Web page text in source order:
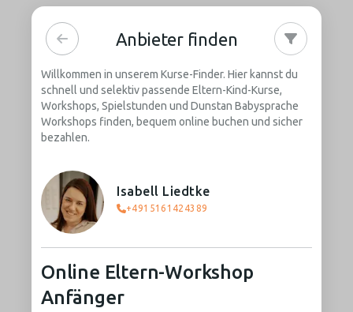
Anbieter finden
Willkommen in unserem Kurse-Finder. Hier kannst du
schnell und selektiv passende Eltern-Kind-Kurse,
Workshops, Spielstunden und Dunstan Babysprache
Workshops finden, bequem online buchen und sicher
bezahlen.
Isabell Liedtke
+4915161424389
Online Eltern-Workshop
Anfänger